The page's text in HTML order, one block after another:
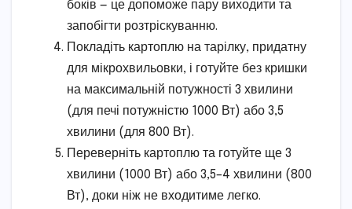
боків — це допоможе пару виходити та
запобігти розтріскуванню.
Покладіть картоплю на тарілку, придатну
для мікрохвильовки, і готуйте без кришки
на максимальній потужності 3 хвилини
(для печі потужністю 1000 Вт) або 3,5
хвилини (для 800 Вт).
Переверніть картоплю та готуйте ще 3
хвилини (1000 Вт) або 3,5–4 хвилини (800
Вт), доки ніж не входитиме легко.